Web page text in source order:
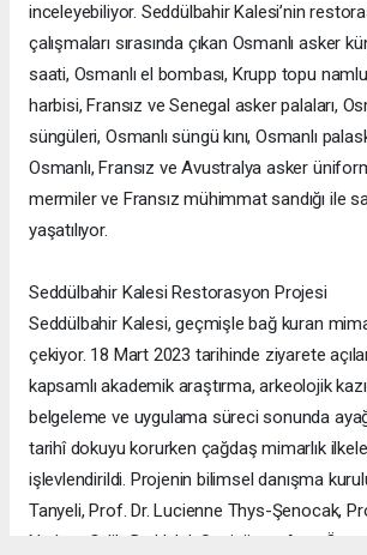
inceleyebiliyor. Seddülbahir Kalesi’nin
çalışmaları sırasında çıkan Osmanlı asker
saati, Osmanlı el bombası, Krupp topu
harbisi, Fransız ve Senegal asker palaları,
süngüleri, Osmanlı süngü kını, Osmanlı
Osmanlı, Fransız ve Avustralya asker
mermiler ve Fransız mühimmat sandığı ile
yaşatılıyor.
Seddülbahir Kalesi Restorasyon Projesi
Seddülbahir Kalesi, geçmişle bağ kuran
çekiyor. 18 Mart 2023 tarihinde ziyarete
kapsamlı akademik araştırma, arkeolojik
belgeleme ve uygulama süreci sonunda
tarihî dokuyu korurken çağdaş mimarlık
işlevlendirildi. Projenin bilimsel danışma
Tanyeli, Prof. Dr. Lucienne Thys-Şenocak,
Nurhan Çelik, Dr. Haluk Sesigür ve Arzu